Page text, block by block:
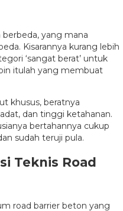
yang mana
Kisarannya kurang lebih
‘sangat berat’ untuk
itulah yang membuat
khusus, beratnya
dan tinggi ketahanan.
bertahannya cukup
sudah teruji pula.
Teknis Road
road barrier beton yang